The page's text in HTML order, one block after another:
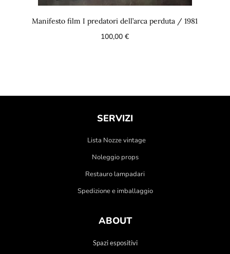
Manifesto film I predatori dell’arca perduta / 1981
100,00€
SERVIZI
Lista Nozze vintage
Noleggio props
Restauro lampadari
Spedizione e imballaggio
ABOUT
Spazi espositivi